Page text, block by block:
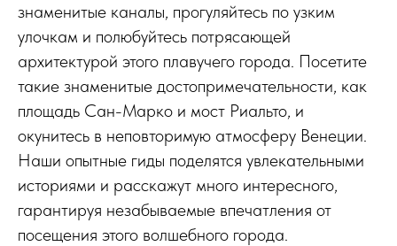
знаменитые каналы, прогуляйтесь по узким
улочкам и полюбуйтесь потрясающей
архитектурой этого плавучего города. Посетите
такие знаменитые достопримечательности, как
площадь Сан-Марко и мост Риальто, и
окунитесь в неповторимую атмосферу Венеции.
Наши опытные гиды поделятся увлекательными
историями и расскажут много интересного,
гарантируя незабываемые впечатления от
посещения этого волшебного города.